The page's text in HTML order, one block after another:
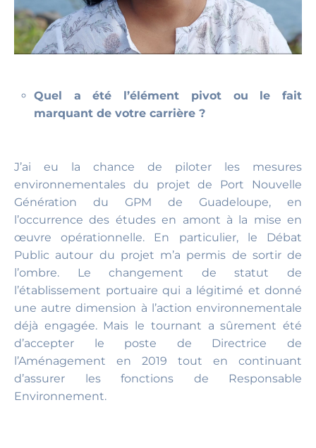
Quel a été l’élément pivot ou le fait
marquant de votre carrière ?
J’ai eu la chance de piloter les mesures
environnementales du projet de Port Nouvelle
Génération du GPM de Guadeloupe, en
l’occurrence des études en amont à la mise en
œuvre opérationnelle. En particulier, le Débat
Public autour du projet m’a permis de sortir de
l’ombre. Le changement de statut de
l’établissement portuaire qui a légitimé et donné
une autre dimension à l’action environnementale
déjà engagée. Mais le tournant a sûrement été
d’accepter le poste de Directrice de
l’Aménagement en 2019 tout en continuant
d’assurer les fonctions de Responsable
Environnement.